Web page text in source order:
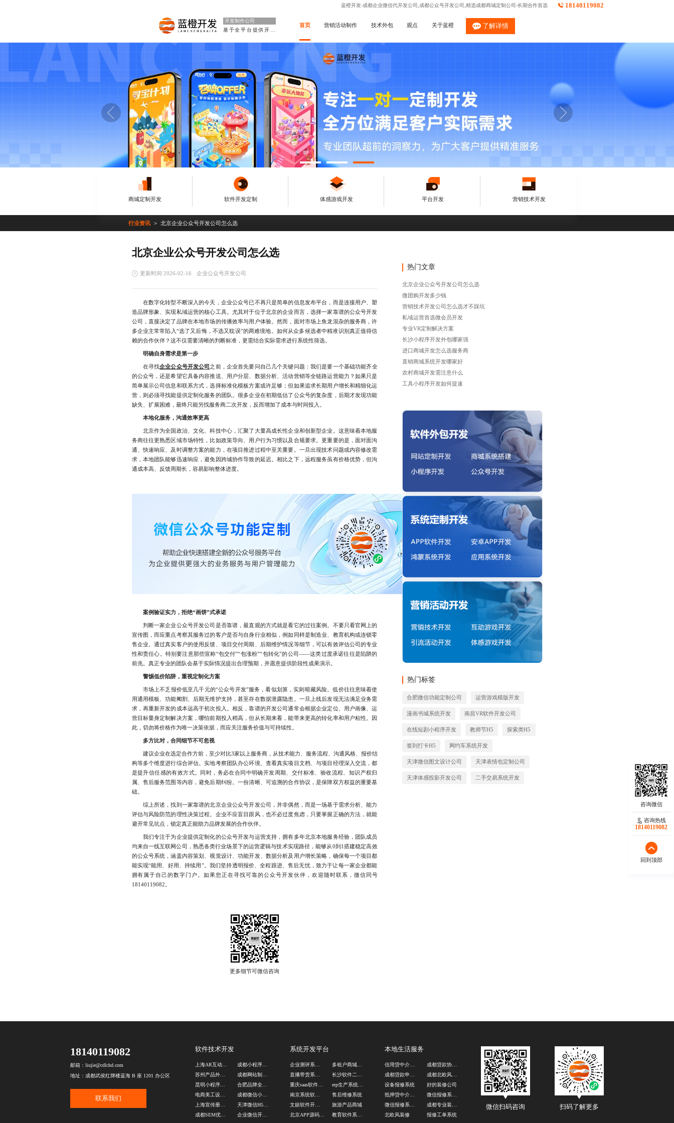
蓝橙开发-成都企业微信代开发公司,成都公众号开发公司,精选成都商城定制公司-长期合作首选 18140119082
开发制作公司
首页 营销活动制作 技术外包 观点 关于蓝橙 了解详情
商城定制开发 软件开发定制 体感游戏开发 平台开发 营销技术开发
行业资讯 北京企业公众号开发公司怎么选
北京企业公众号开发公司怎么选
更新时间 2026-02-16 企业公众号开发公司
在数字化转型不断深入的今天，企业公众号已不再只是简单的信息发布平台，而是连接用户、塑
造品牌形象、实现私域运营的核心工具。尤其对于位于北京的企业而言，选择一家靠谱的公众号开发
公司，直接决定了品牌在本地市场的传播效率与用户体验。然而，面对市场上鱼龙混杂的服务商，许
多企业主常常陷入“选了又后悔，不选又耽误”的两难境地。如何从众多候选者中精准识别真正值得信
赖的合作伙伴？这不仅需要清晰的判断标准，更需结合实际需求进行系统性筛选。
明确自身需求是第一步
在寻找企业公众号开发公司 之前，企业首先要问自己几个关键问题：我们是要一个基础功能齐全
的公众号，还是希望它具备内容推送、用户分层、数据分析、活动营销等全链路运营能力？如果只是
简单展示公司信息和联系方式，选择标准化模板方案或许足够；但如果追求长期用户增长和精细化运
营，则必须寻找能提供定制化服务的团队。很多企业在初期低估了公众号的复杂度，后期才发现功能
缺失、扩展困难，最终只能另找服务商二次开发，反而增加了成本与时间投入。
本地化服务，沟通效率更高
北京作为全国政治、文化、科技中心，汇聚了大量高成长性企业和创新型企业。这意味着本地服
务商往往更熟悉区域市场特性，比如政策导向、用户行为习惯以及合规要求。更重要的是，面对面沟
通、快速响应、及时调整方案的能力，在项目推进过程中至关重要。一旦出现技术问题或内容修改需
求，本地团队能够迅速响应，避免因跨城协作导致的延迟。相比之下，远程服务虽有价格优势，但沟
通成本高、反馈周期长，容易影响整体进度。
案例验证实力，拒绝“画饼”式承诺
判断一家企业公众号开发公司是否靠谱，最直观的方式就是看它的过往案例。不要只看官网上的
宣传图，而应重点考察其服务过的客户是否与自身行业相似，例如同样是制造业、教育机构或连锁零
售企业。通过真实客户的使用反馈、项目交付周期、后期维护情况等细节，可以有效评估公司的专业
性和责任心。特别要注意那些宣称“包交付”“包涨粉”“包转化”的公司——这类过度承诺往往是陷阱的
前兆。真正专业的团队会基于实际情况提出合理预期，并愿意提供阶段性成果演示。
警惕低价陷阱，重视定制化方案
市场上不乏报价低至几千元的“公众号开发”服务，看似划算，实则暗藏风险。低价往往意味着使
用通用模板、功能阉割、后期无维护支持，甚至存在数据泄露隐患。一旦上线后发现无法满足业务需
求，再重新开发的成本远高于初次投入。相反，靠谱的开发公司通常会根据企业定位、用户画像、运
营目标量身定制解决方案，哪怕前期投入稍高，但从长期来看，能带来更高的转化率和用户粘性。因
此，切勿将价格作为唯一决策依据，而应关注服务价值与可持续性。
多方比对，合同细节不可忽视
建议企业在选定合作方前，至少对比3家以上服务商，从技术能力、服务流程、沟通风格、报价结
构等多个维度进行综合评估。实地考察团队办公环境、查看真实项目文档、与项目经理深入交流，都
是提升信任感的有效方式。同时，务必在合同中明确开发周期、交付标准、验收流程、知识产权归
属、售后服务范围等内容，避免后期纠纷。一份清晰、可追溯的合作协议，是保障双方权益的重要基
础。
综上所述，找到一家靠谱的北京企业公众号开发公司，并非偶然，而是一场基于需求分析、能力
评估与风险防范的理性决策过程。企业不应盲目跟风，也不必过度焦虑，只要掌握正确的方法，就能
避开常见坑点，锁定真正能助力品牌发展的合作伙伴。
我们专注于为企业提供定制化的公众号开发与运营支持，拥有多年北京本地服务经验，团队成员
均来自一线互联网公司，熟悉各类行业场景下的运营逻辑与技术实现路径，能够从0到1搭建稳定高效
的公众号系统，涵盖内容策划、视觉设计、功能开发、数据分析及用户增长策略，确保每一个项目都
能实现“能用、好用、持续用”。我们坚持透明报价、全程跟进、售后无忧，致力于让每一家企业都能
拥有属于自己的数字门户。如果您正在寻找可靠的公众号开发伙伴，欢迎随时联系，微信同号
18140119082。
热门文章
北京企业公众号开发公司怎么选
微团购开发多少钱
营销技术开发公司怎么选才不踩坑
私域运营首选微会员开发
专业VR定制解决方案
长沙小程序开发外包哪家强
进口商城开发怎么选服务商
直销商城系统开发哪家好
农村商城开发需注意什么
工具小程序开发如何提速
热门标签
合肥微信功能定制公司 运营游戏模版开发
漫画书城系统开发 南昌VR软件开发公司
在线短剧小程序开发 教师节H5 探索类H5
签到打卡H5 网约车系统开发
天津微信图文设计公司 天津表情包定制公司
天津体感投影开发公司 二手交易系统开发
咨询热线
18140119082
回到顶部
18140119082
邮箱：liujie@cdlchd.com
地址：成都武侯红牌楼蓝海 B 座 1201 办公区
联系我们
软件技术开发
上海AR互动营销公司
成都小程序制作公司
苏州产品外包装设计
成都网站制作公司
昆明小程序开发公司
合肥品牌全案设计公司
电商美工设计公司
成都微信小程序开发
上海宣传册设计公司
天津微信H5页面设计
成都SEM优化公司
企业微信开发公司
系统开发平台
企业测评系统源码
多租户商城源码
直播带货系统源码
长沙软件二次开发公司
重庆saas软件供应商
erp生产系统开发
南京系统软件定制公司
售后维修系统
文娱软件开发公司
旅游产品商城
北京APP源码开发
教育软件系统开发
本地生活服务
信用贷中介公司
成都贷款协办公司
成都贷款申请流程
成都北欧风装修
设备报修系统
好的装修公司
抵押贷中介公司
微信报修系统定制
微信报修系统定制
成都专业装修公司
北欧风装修
报修工单系统
微信扫码咨询 扫码了解更多